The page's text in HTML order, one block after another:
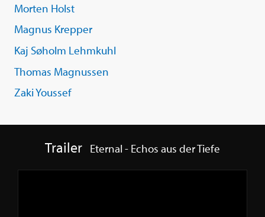
Morten Holst
Magnus Krepper
Kaj Søholm Lehmkuhl
Thomas Magnussen
Zaki Youssef
Trailer Eternal - Echos aus der Tiefe